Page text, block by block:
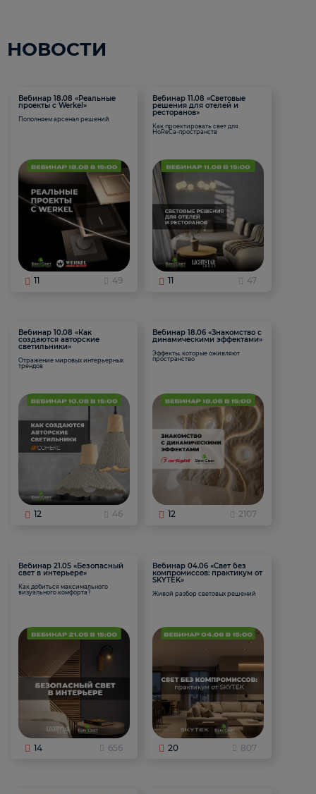
НОВОСТИ
Вебинар 18.08 «Реальные
проекты с Werkel»
Пополняем арсенал решений
11 49
Вебинар 11.08 «Световые
решения для отелей и
ресторанов»
Как проектировать свет для
HoReCa-пространств
11 47
Вебинар 10.08 «Как
создаются авторские
светильники»
Отражение мировых интерьерных
трендов
12 46
Вебинар 18.06 «Знакомство с
динамическими эффектами»
Эффекты, которые оживляют
пространство
12 2107
Вебинар 21.05 «Безопасный
свет в интерьере»
Как добиться максимального
визуального комфорта?
14 656
Вебинар 04.06 «Свет без
компромиссов: практикум от
SKYTEK»
Живой разбор световых решений
20 807